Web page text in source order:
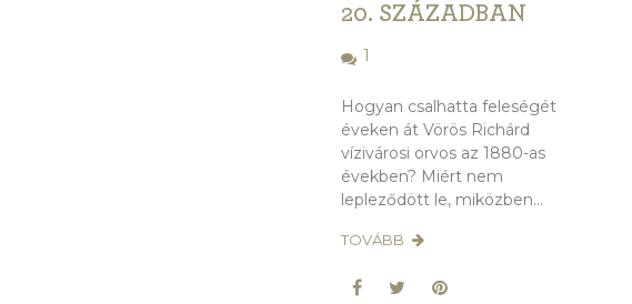
20. SZÁZADBAN
1
Hogyan csalhatta feleségét
éveken át Vörös Richárd
vízivárosi orvos az 1880-as
években? Miért nem
lepleződött le, miközben...
TOVÁBB